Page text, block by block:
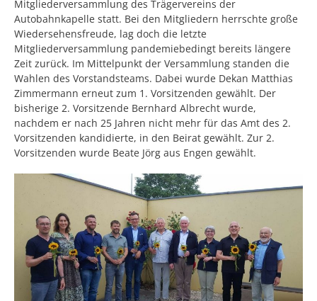
Mitgliederversammlung des Trägervereins der
Autobahnkapelle statt. Bei den Mitgliedern herrschte große
Wiedersehensfreude, lag doch die letzte
Mitgliederversammlung pandemiebedingt bereits längere
Zeit zurück. Im Mittelpunkt der Versammlung standen die
Wahlen des Vorstandsteams. Dabei wurde Dekan Matthias
Zimmermann erneut zum 1. Vorsitzenden gewählt. Der
bisherige 2. Vorsitzende Bernhard Albrecht wurde,
nachdem er nach 25 Jahren nicht mehr für das Amt des 2.
Vorsitzenden kandidierte, in den Beirat gewählt. Zur 2.
Vorsitzenden wurde Beate Jörg aus Engen gewählt.